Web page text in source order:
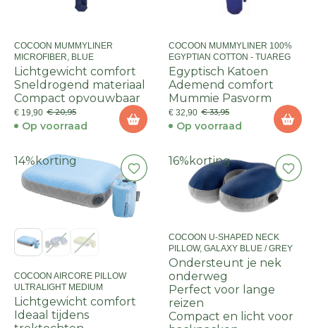
COCOON MUMMYLINER
MICROFIBER, BLUE
Lichtgewicht comfort
Sneldrogend materiaal
Compact opvouwbaar
€ 19,90 € 20,95
Op voorraad
COCOON MUMMYLINER 100%
EGYPTIAN COTTON - TUAREG
Egyptisch Katoen
Ademend comfort
Mummie Pasvorm
€ 32,90 € 33,95
Op voorraad
14%korting
COCOON AIRCORE PILLOW
ULTRALIGHT MEDIUM
Lichtgewicht comfort
Ideaal tijdens
16% korting
COCOON U-SHAPED NECK
PILLOW, GALAXY BLUE / GREY
Ondersteunt je nek
onderweg
Perfect voor lange
reizen
Compact en licht voor